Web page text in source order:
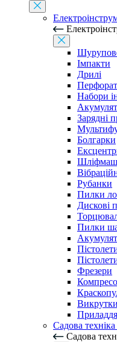
Імпакти
Дрилі
Набори
Зарядні
Болгарки
Рубанки
Пилки
Дискові
Пилки
Фрезери
Викрутки
Садова
Садова